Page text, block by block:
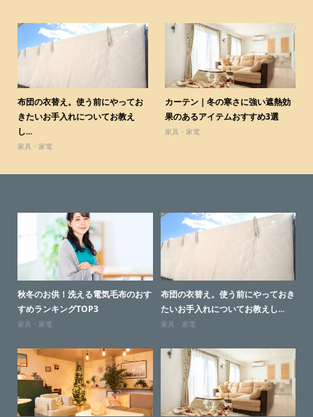
布団の衣替え。使う前にやってお
きたいお手入れについてお教え
し...
家具・家電
カーテン｜冬の寒さに強い遮熱効
果のあるアイテムおすすめ3選
家具・家電
秋冬のお供！洗える電気毛布のおす
すめランキングTOP3
家具・家電
布団の衣替え。使う前にやっておき
たいお手入れについてお教えし...
家具・家電